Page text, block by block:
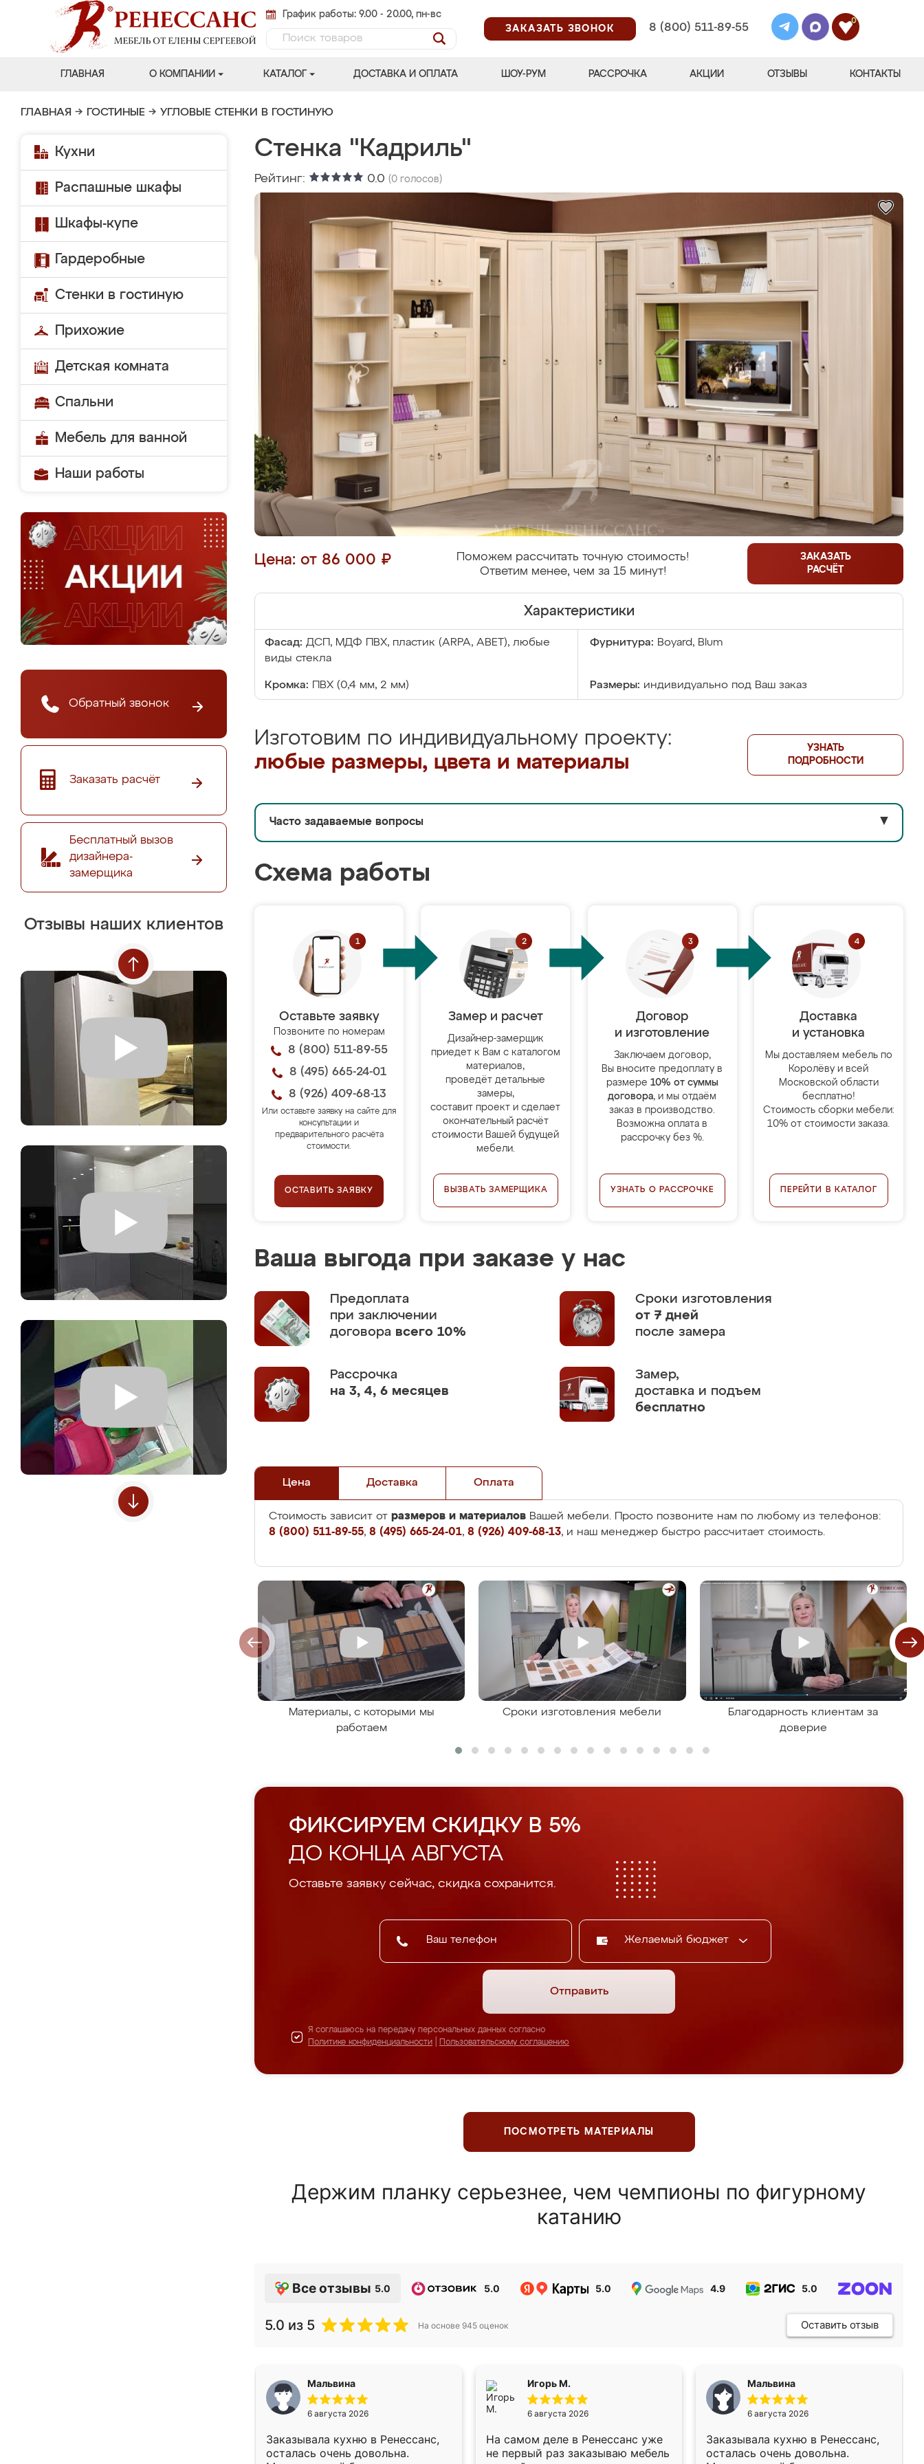
График работы: 9.00 - 20.00, пн-вс
ЗАКАЗАТЬ ЗВОНОК
8 (800) 511-89-55
0
ГЛАВНАЯ О КОМПАНИИ КАТАЛОГ ДОСТАВКА И ОПЛАТА ШОУ-РУМ РАССРОЧКА АКЦИИ ОТЗЫВЫ КОНТАКТЫ
ГЛАВНАЯ → ГОСТИНЫЕ → УГЛОВЫЕ СТЕНКИ В ГОСТИНУЮ
Кухни
Распашные шкафы
Шкафы-купе
Гардеробные
Стенки в гостиную
Прихожие
Детская комната
Спальни
Мебель для ванной
Наши работы
Обратный звонок
Заказать расчёт
Бесплатный вызов
дизайнера-
замерщика
Отзывы наших клиентов
Стенка "Кадриль"
Рейтинг: 0.0 (0 голосов)
Цена: от 86 000 ₽
Поможем рассчитать точную стоимость!
Ответим менее, чем за 15 минут!
ЗАКАЗАТЬ
РАСЧЁТ
Характеристики
Фасад: ДСП, МДФ ПВХ, пластик (ARPA, ABET), любые
виды стекла
Фурнитура: Boyard, Blum
Кромка: ПВХ (0,4 мм, 2 мм) Размеры: индивидуально под Ваш заказ
Изготовим по индивидуальному проекту:
любые размеры, цвета и материалы
УЗНАТЬ
ПОДРОБНОСТИ
Часто задаваемые вопросы ▼
Схема работы
Оставьте заявку
Позвоните по номерам
8 (800) 511-89-55
8 (495) 665-24-01
8 (926) 409-68-13
Или оставьте заявку на сайте для
консультации и
предварительного расчёта
стоимости.
ОСТАВИТЬ ЗАЯВКУ
Замер и расчет
Дизайнер-замерщик
приедет к Вам с каталогом
материалов,
проведёт детальные
замеры,
составит проект и сделает
окончательный расчёт
стоимости Вашей будущей
мебели.
ВЫЗВАТЬ ЗАМЕРЩИКА
Договор
и изготовление
Заключаем договор,
Вы вносите предоплату в
размере 10% от суммы
договора, и мы отдаём
заказ в производство.
Возможна оплата в
рассрочку без %.
УЗНАТЬ О РАССРОЧКЕ
Доставка
и установка
Мы доставляем мебель по
Королёву и всей
Московской области
бесплатно!
Стоимость сборки мебели:
10% от стоимости заказа.
ПЕРЕЙТИ В КАТАЛОГ
Ваша выгода при заказе у нас
Предоплата
при заключении
договора всего 10%
Сроки изготовления
от 7 дней
после замера
Рассрочка
на 3, 4, 6 месяцев
Замер,
доставка и подъем
бесплатно
Цена Доставка Оплата
Стоимость зависит от размеров и материалов Вашей мебели. Просто позвоните нам по любому из телефонов:
8 (800) 511-89-55, 8 (495) 665-24-01, 8 (926) 409-68-13, и наш менеджер быстро рассчитает стоимость.
Материалы, с которыми мы
работаем
Сроки изготовления мебели
Благодарность клиентам за
доверие
ФИКСИРУЕМ СКИДКУ В 5%
ДО КОНЦА АВГУСТА
Оставьте заявку сейчас, скидка сохранится.
Желаемый бюджет
Отправить
Я соглашаюсь на передачу персональных данных согласно
Политике конфиденциальности
Пользовательскому соглашению
ПОСМОТРЕТЬ МАТЕРИАЛЫ
Держим планку серьезнее, чем чемпионы по фигурному
катанию
Все отзывы 5.0 5.0 5.0 4.9 5.0
5.0 из 5 На основе 945 оценок Оставить отзыв
Мальвина
6 августа 2026
Заказывала кухню в Ренессанс,
осталась очень довольна.
Игорь М.
6 августа 2026
На самом деле в Ренессанс уже
не первый раз заказываю мебель
Мальвина
6 августа 2026
Заказывала кухню в Ренессанс,
осталась очень довольна.